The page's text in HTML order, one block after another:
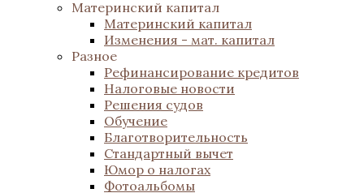
Материнский капитал
Материнский капитал
Изменения - мат. капитал
Разное
Рефинансирование кредитов
Налоговые новости
Решения судов
Обучение
Благотворительность
Стандартный вычет
Юмор о налогах
Фотоальбомы